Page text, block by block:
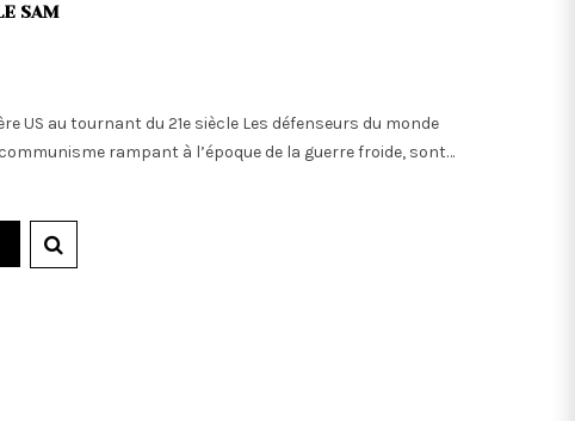
SAM
US au tournant du 21e siècle Les défenseurs du monde
rampant à l’époque de la guerre froide, sont…